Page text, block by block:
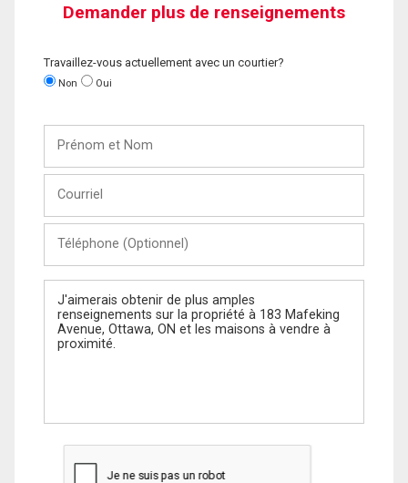
Demander plus de renseignements
Travaillez-vous actuellement avec un courtier?
Non Oui
Nom
(Optionnel)
Message